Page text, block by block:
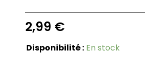
2,99 €
Disponibilité : En stock